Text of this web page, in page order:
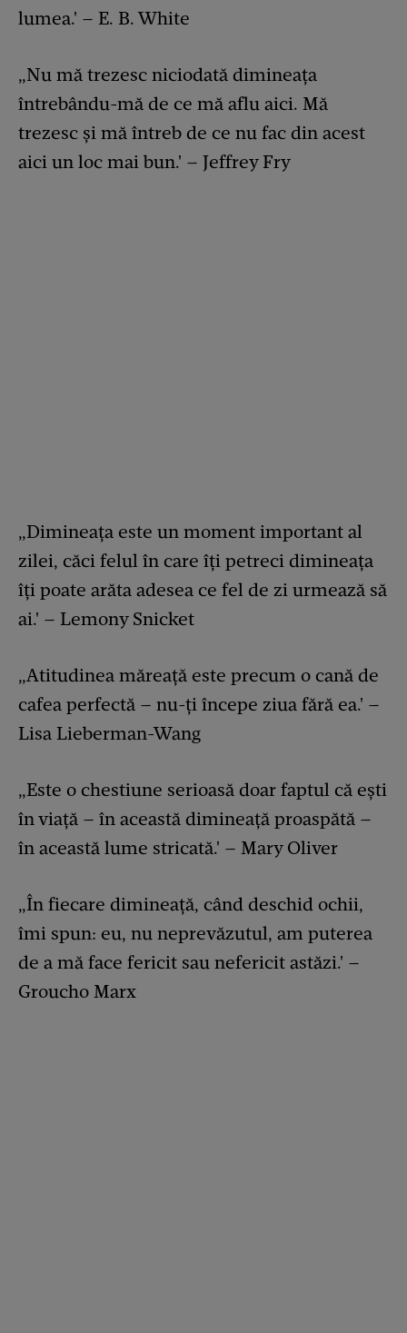
lumea.' – E. B. White
„Nu mă trezesc niciodată dimineața
întrebându-mă de ce mă aflu aici. Mă
trezesc și mă întreb de ce nu fac din acest
aici un loc mai bun.' – Jeffrey Fry
„Dimineața este un moment important al
zilei, căci felul în care îți petreci dimineața
îți poate arăta adesea ce fel de zi urmează să
ai.' – Lemony Snicket
„Atitudinea măreață este precum o cană de
cafea perfectă – nu-ți începe ziua fără ea.' –
Lisa Lieberman-Wang
„Este o chestiune serioasă doar faptul că ești
în viață – în această dimineață proaspătă –
în această lume stricată.' – Mary Oliver
„În fiecare dimineață, când deschid ochii,
îmi spun: eu, nu neprevăzutul, am puterea
de a mă face fericit sau nefericit astăzi.' –
Groucho Marx